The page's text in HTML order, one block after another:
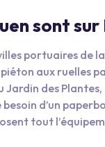
sont
portuaires de
aux ruelles
Jardin des
d’un
tout
de salles